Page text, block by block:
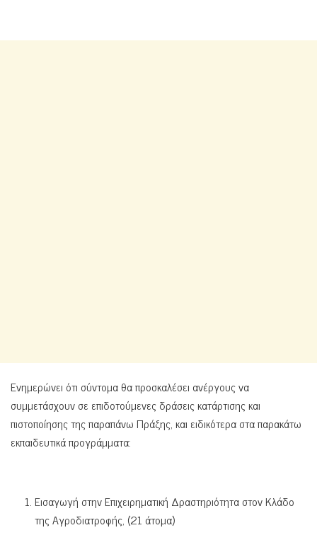
Ενημερώνει ότι σύντομα θα προσκαλέσει ανέργους να
συμμετάσχουν σε επιδοτούμενες δράσεις κατάρτισης και
πιστοποίησης της παραπάνω Πράξης, και ειδικότερα στα παρακάτω
εκπαιδευτικά προγράμματα:
Εισαγωγή στην Επιχειρηματική Δραστηριότητα στον Κλάδο
της Αγροδιατροφής, (21 άτομα)